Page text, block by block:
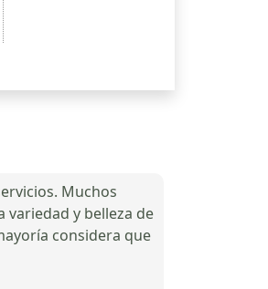
Muchos
variedad y belleza de
considera que